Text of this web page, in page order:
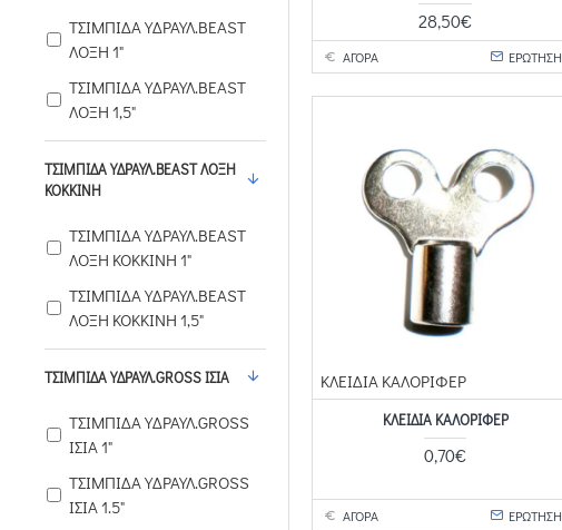
ΤΣΙΜΠΙΔΑ ΥΔΡΑΥΛ.BEAST
ΛΟΞΗ 1"
ΤΣΙΜΠΙΔΑ ΥΔΡΑΥΛ.BEAST
ΛΟΞΗ 1,5"
ΤΣΙΜΠΙΔΑ ΥΔΡΑΥΛ.BEAST ΛΟΞΗ
KOKKINH
ΤΣΙΜΠΙΔΑ ΥΔΡΑΥΛ.BEAST
ΛΟΞΗ KOKKINH 1"
ΤΣΙΜΠΙΔΑ ΥΔΡΑΥΛ.BEAST
ΛΟΞΗ KOKKINH 1,5"
ΤΣΙΜΠΙΔΑ ΥΔΡΑΥΛ.GROSS ΙΣΙΑ
ΤΣΙΜΠΙΔΑ ΥΔΡΑΥΛ.GROSS
ΙΣΙΑ 1"
ΤΣΙΜΠΙΔΑ ΥΔΡΑΥΛ.GROSS
ΙΣΙΑ 1.5"
28,50€
ΑΓΟΡΑ ΕΡΩΤΗΣΗ
ΚΛΕΙΔΙΑ ΚΑΛΟΡΙΦΕΡ
ΚΛΕΙΔΙΑ ΚΑΛΟΡΙΦΕΡ
0,70€
ΑΓΟΡΑ ΕΡΩΤΗΣΗ